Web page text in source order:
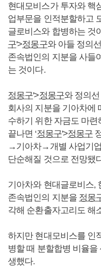
현대모비스가 투자와 핵
업부문을 인적분할하고
글로비스와 합병하는 것
구'>정몽구와 아들 정의
존속법인의 지분을 사들
는 것이다.
정몽구'>정몽구와 정의
회사의 지분을 기아차에
수하기 위한 자금도 마
끝나면 ‘정몽구'>정몽구
→기아차→개별 사업기업
단순해질 것으로 전망됐
기아차와 현대글로비스,
존속법인의 지분을 정몽
각해 순환출자고리도 해
하지만 현대모비스를 인
병할 때 분할합병 비율
생했다.